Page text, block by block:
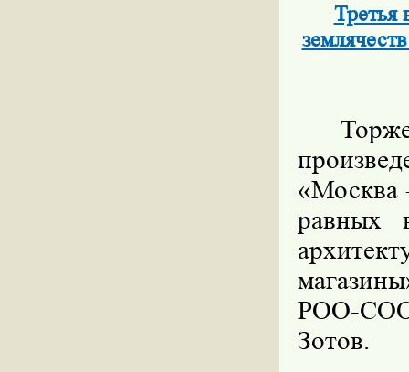
Третья
«Москва
равных
РОО-СОО
Зотов.